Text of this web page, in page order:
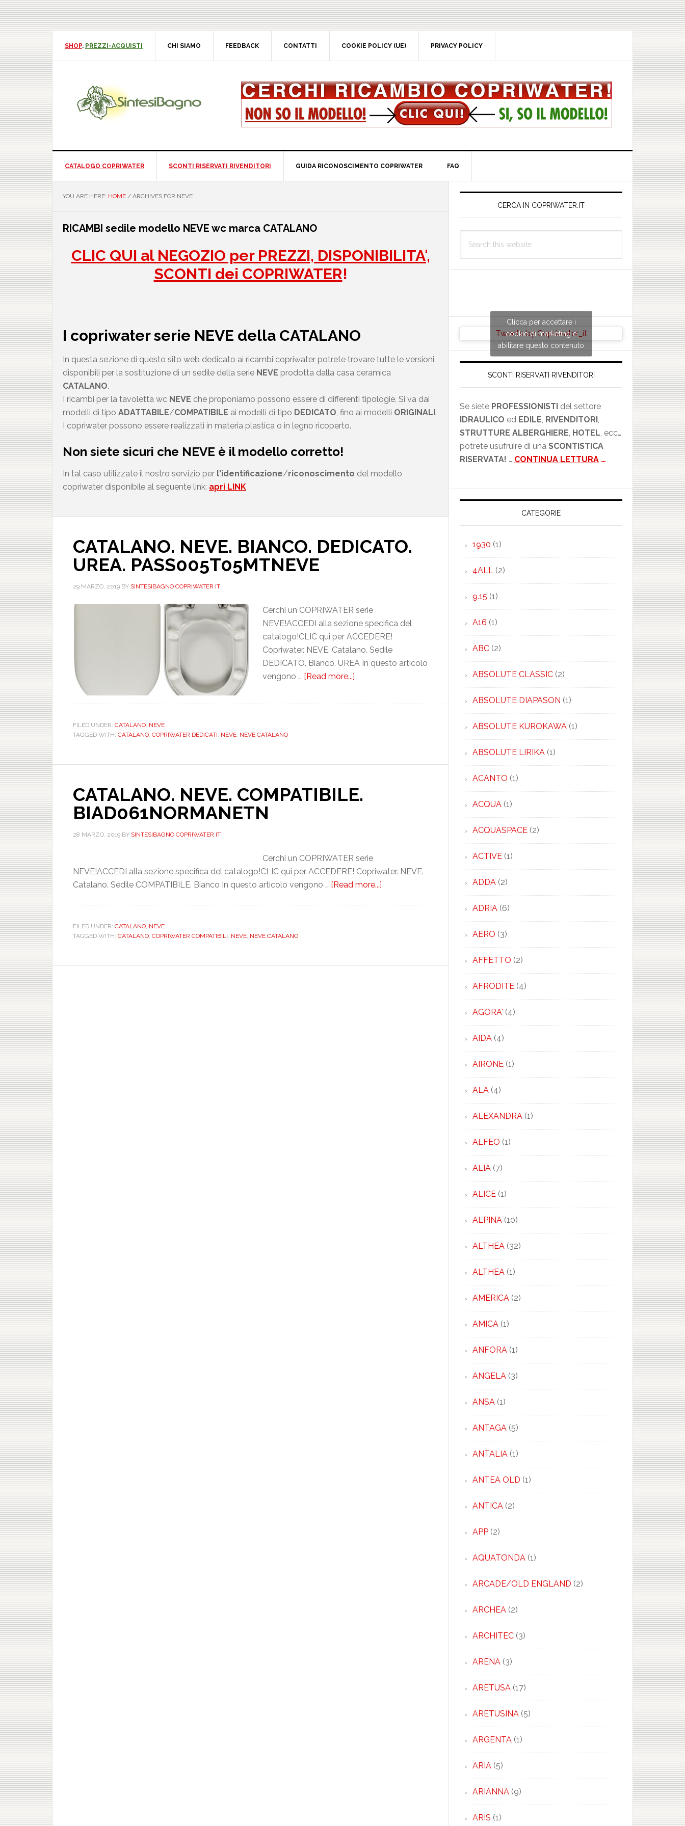
Skip
to
primary
navigation
Skip
to
main
content
Skip
to
primary
sidebar
Skip
to
footer
SHOP .PREZZI-ACQUISTI CHI SIAMO FEEDBACK CONTATTI COOKIE POLICY (UE) PRIVACY POLICY
CATALOGO COPRIWATER SCONTI RISERVATI RIVENDITORI GUIDA RICONOSCIMENTO COPRIWATER FAQ
YOU ARE HERE:HOME / ARCHIVES FOR NEVE
RICAMBI sedile modello NEVE wc marca CATALANO
CLIC QUI al NEGOZIO per PREZZI, DISPONIBILITA',
SCONTI dei COPRIWATER!
I copriwater serie NEVE della CATALANO
In questa sezione di questo sito web dedicato ai ricambi copriwater potrete trovare tutte le versioni
disponibili per la sostituzione di un sedile della serieNEVEprodotta dalla casa ceramica
CATALANO.
I ricambi per la tavoletta wcNEVEche proponiamo possono essere di differenti tipologie. Si va dai
modelli di tipoADATTABILE/COMPATIBILEai modelli di tipoDEDICATO, fino ai modelliORIGINALI.
I copriwater possono essere realizzati in materia plastica o in legno ricoperto.
Non siete sicuri cheNEVEè il modello corretto!
In tal caso utilizzate il nostro servizio perl'identificazione/riconoscimentodel modello
copriwater disponibile al seguente link:apri LINK
CATALANO. NEVE. BIANCO. DEDICATO.
UREA. PASS005T05MTNEVE
29 MARZO, 2019BYSINTESIBAGNO COPRIWATER.IT
Cerchi un COPRIWATER serie
NEVE!ACCEDI alla sezione specifica del
catalogo!CLIC qui per ACCEDERE!
Copriwater. NEVE. Catalano. Sedile
DEDICATO. Bianco. UREA In questo articolo
vengono …[Read more...]about
NEVE.
FILED UNDER:CATALANO,NEVE
TAGGED WITH:CATALANO,COPRIWATER DEDICATI,NEVE,NEVE CATALANO
CATALANO. NEVE. COMPATIBILE.
BIAD061NORMANETN
28 MARZO, 2019BYSINTESIBAGNO COPRIWATER.IT
Cerchi un COPRIWATER serie
NEVE!ACCEDI alla sezione specifica del catalogo!CLIC qui per ACCEDERE! Copriwater. NEVE.
Catalano. Sedile COMPATIBILE. Bianco In questo articolo vengono …[Read more...]about
FILED UNDER:CATALANO,NEVE
TAGGED WITH:CATALANO,COPRIWATER COMPATIBILI,NEVE,NEVE CATALANO
Primary
SidebarCERCA IN COPRIWATER.IT
this
Tweets by Copriwater_it
Clicca per accettare i
cookie di marketing e
abilitare questo contenuto
SCONTI RISERVATI RIVENDITORI
Se sietePROFESSIONISTIdel settore
IDRAULICOedEDILE,RIVENDITORI,
STRUTTURE ALBERGHIERE,HOTEL, ecc…
potrete usufruire di unaSCONTISTICA
RISERVATA!…CONTINUA LETTURA…
CATEGORIE
1930(1)
4ALL(2)
9.15(1)
A16(1)
ABC(2)
ABSOLUTE CLASSIC(2)
ABSOLUTE DIAPASON(1)
ABSOLUTE KUROKAWA(1)
ABSOLUTE LIRIKA(1)
ACANTO(1)
ACQUA(1)
ACQUASPACE(2)
ACTIVE(1)
ADDA(2)
ADRIA(6)
AERO(3)
AFFETTO(2)
AFRODITE(4)
AGORA'(4)
AIDA(4)
AIRONE(1)
ALA(4)
ALEXANDRA(1)
ALFEO(1)
ALIA(7)
ALICE(1)
ALPINA(10)
ALTHEA(32)
ALTHEA(1)
AMERICA(2)
AMICA(1)
ANFORA(1)
ANGELA(3)
ANSA(1)
ANTAGA(5)
ANTALIA(1)
ANTEA OLD(1)
ANTICA(2)
APP(2)
AQUATONDA(1)
ARCADE/OLD ENGLAND(2)
ARCHEA(2)
ARCHITEC(3)
ARENA(3)
ARETUSA(17)
ARETUSINA(5)
ARGENTA(1)
ARIA(5)
ARIANNA(9)
ARIS(1)
×